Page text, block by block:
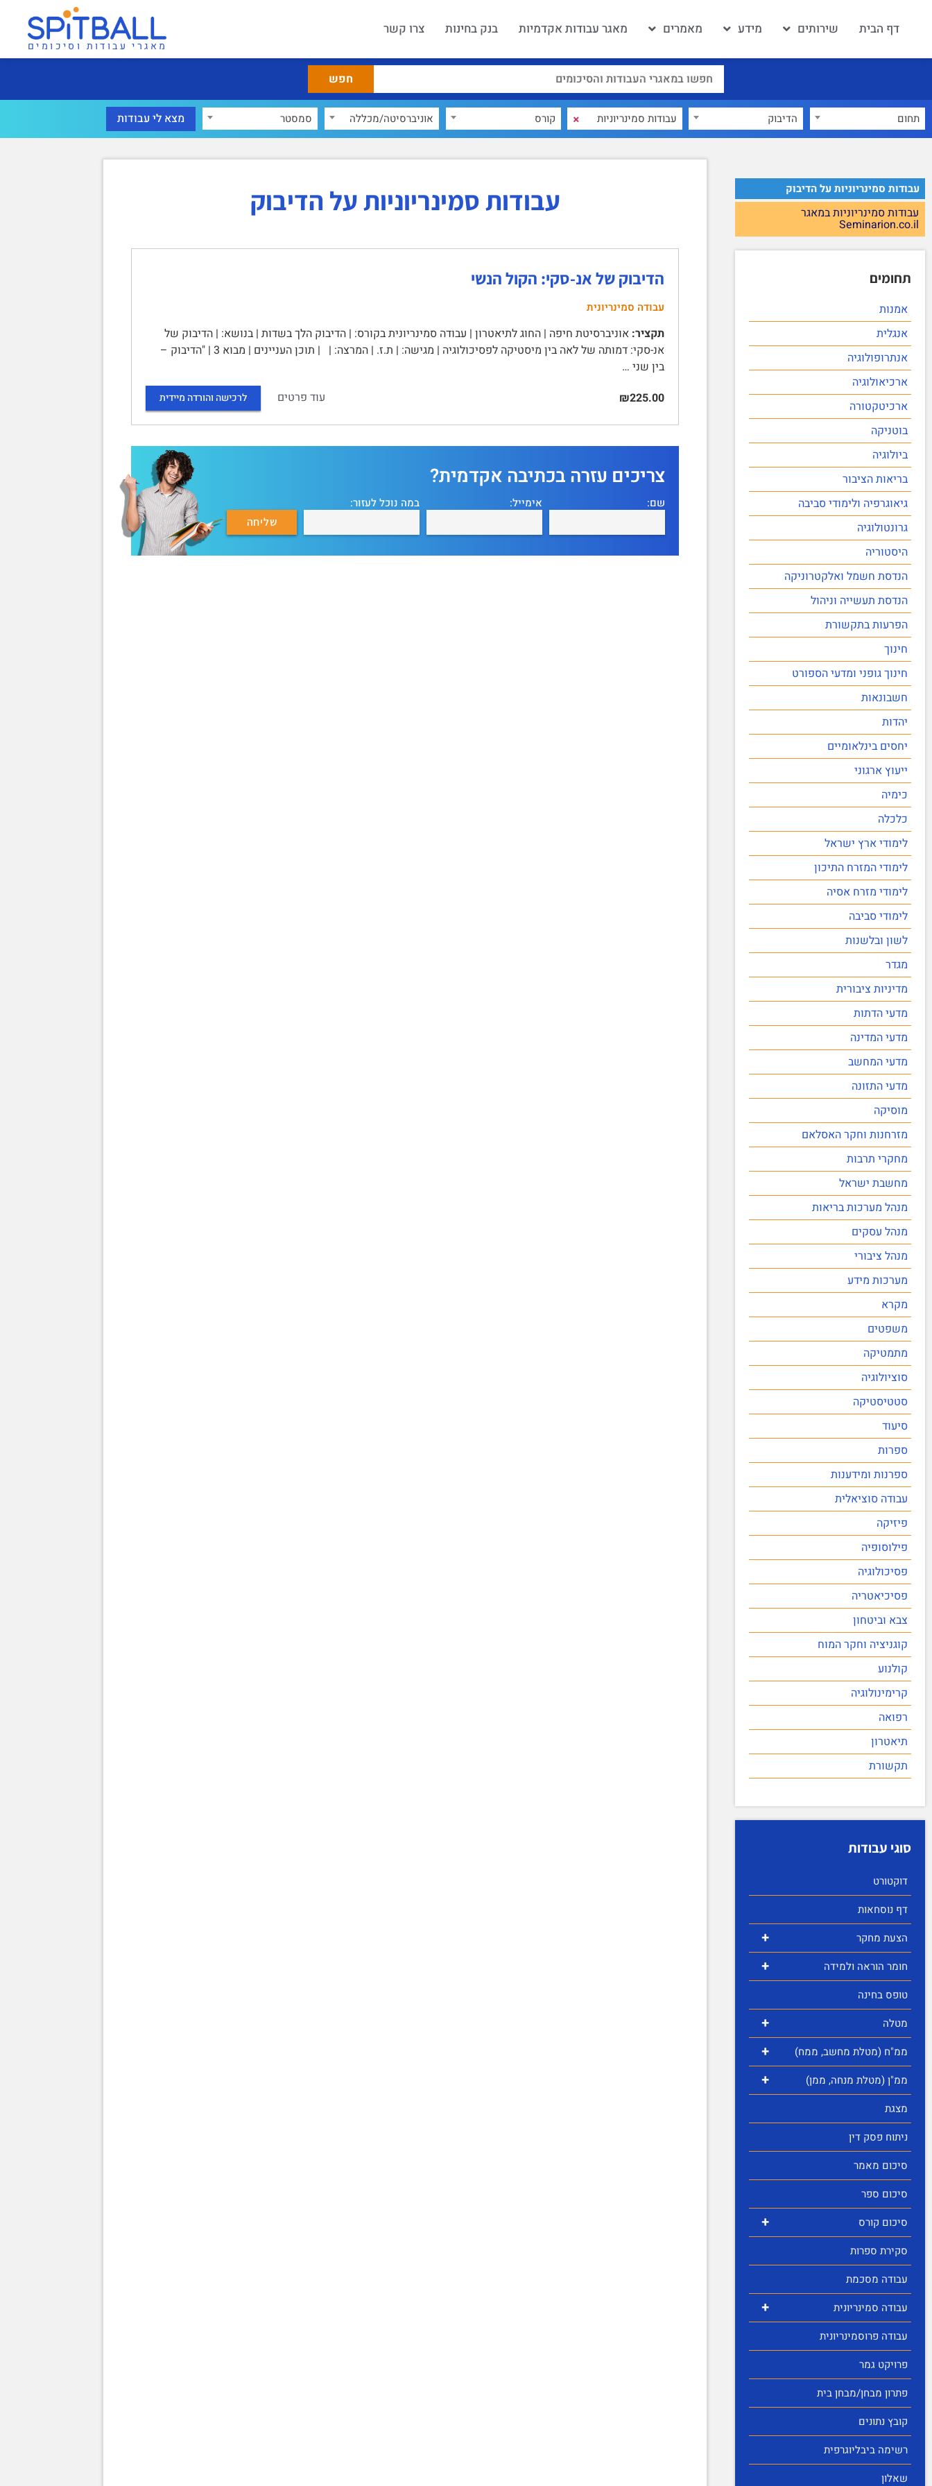
דף הבית שירותים מידע מאמרים מאגר עבודות אקדמיות בנק בחינות צרו קשר
מאגרי עבודות וסיכומים
תחום הדיבוק × קורס אוניברסיטה/מכללה סמסטר
עבודות סמינריוניות על הדיבוק
עבודות סמינריוניות במאגר
Seminarion.co.il
תחומים
אמנות
אנגלית
אנתרופולוגיה
ארכיאולוגיה
ארכיטקטורה
בוטניקה
ביולוגיה
בריאות הציבור
גיאוגרפיה ולימודי סביבה
גרונטולוגיה
היסטוריה
הנדסת חשמל ואלקטרוניקה
הנדסת תעשייה וניהול
הפרעות בתקשורת
חינוך
חינוך גופני ומדעי הספורט
חשבונאות
יהדות
יחסים בינלאומיים
ייעוץ ארגוני
כימיה
כלכלה
לימודי ארץ ישראל
לימודי המזרח התיכון
לימודי מזרח אסיה
לימודי סביבה
לשון ובלשנות
מגדר
מדיניות ציבורית
מדעי הדתות
מדעי המדינה
מדעי המחשב
מדעי התזונה
מוסיקה
מזרחנות וחקר האסלאם
מחקרי תרבות
מחשבת ישראל
מנהל מערכות בריאות
מנהל עסקים
מנהל ציבורי
מערכות מידע
מקרא
משפטים
מתמטיקה
סוציולוגיה
סטטיסטיקה
סיעוד
ספרות
ספרנות ומידענות
עבודה סוציאלית
פיזיקה
פילוסופיה
פסיכולוגיה
פסיכיאטריה
צבא וביטחון
קוגניציה וחקר המוח
קולנוע
קרימינולוגיה
רפואה
תיאטרון
תקשורת
סוגי עבודות
דוקטורט
דף נוסחאות
+ הצעת מחקר
+
חומר הוראה ולמידה
טופס בחינה
+ מטלה
+ ממ"ח (מטלת מחשב, ממח)
+
ממ"ן (מטלת מנחה, ממן)
מצגת
ניתוח פסק דין
סיכום מאמר
סיכום ספר
+
סיכום קורס
סקירת ספרות
עבודה מסכמת
+
עבודה סמינריונית
עבודה פרוסמינריונית
פרויקט גמר
פתרון מבחן/מבחן בית
קובץ נתונים
רשימה ביבליוגרפית
שאלון
עבודות סמינריוניות על הדיבוק
הדיבוק של אנ-סקי: הקול הנשי
עבודה סמינריונית
תקציר: אוניברסיטת חיפה | החוג לתיאטרון | עבודה סמינריונית בקורס: | הדיבוק הלך בשדות | בנושא: | הדיבוק של
אנ-סקי: דמותה של לאה בין מיסטיקה לפסיכולוגיה | מגישה: | ת.ז. | המרצה: | | תוכן העניינים | מבוא 3 | "הדיבוק –
בין שני …
₪225.00
עוד פרטים לרכישה והורדה מיידית
צריכים עזרה בכתיבה אקדמית?
שם: אימייל: במה נוכל לעזור: